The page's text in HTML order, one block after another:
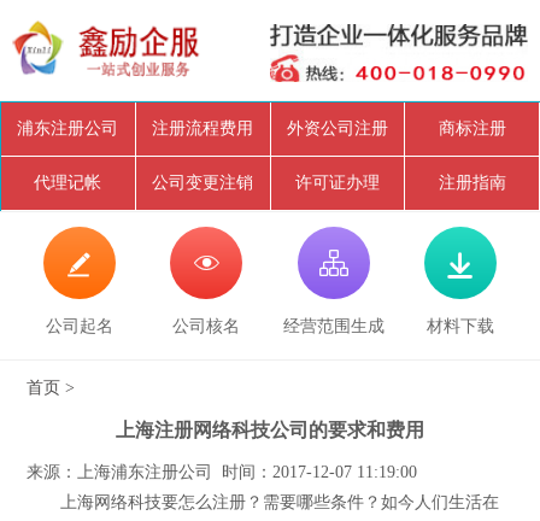
浦东注册公司 注册流程费用 外资公司注册 商标注册
代理记帐 公司变更注销 许可证办理 注册指南

公司起名

公司核名

经营范围生成

材料下载
首页 >
上海注册网络科技公司的要求和费用
来源：上海浦东注册公司 时间：2017-12-07 11:19:00
上海网络科技要怎么注册？需要哪些条件？如今人们生活在